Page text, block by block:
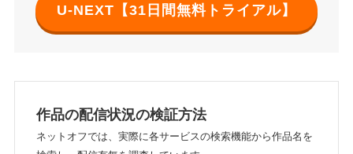
U-NEXT【31日間無料トライアル】
作品の配信状況の検証方法
ネットオフでは、実際に各サービスの検索機能から作品名を